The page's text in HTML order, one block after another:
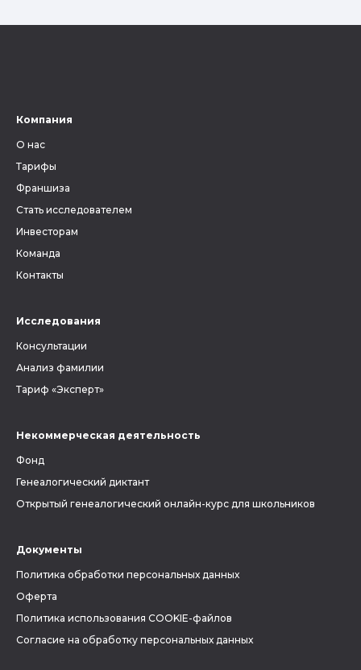
Компания
О нас
Тарифы
Франшиза
Стать исследователем
Инвесторам
Команда
Контакты
Исследования
Консультации
Анализ фамилии
Тариф «Эксперт»
Некоммерческая деятельность
Фонд
Генеалогический диктант
Открытый генеалогический онлайн-курс для школьников
Документы
Политика обработки персональных данных
Оферта
Политика использования COOKIE-файлов
Согласие на обработку персональных данных